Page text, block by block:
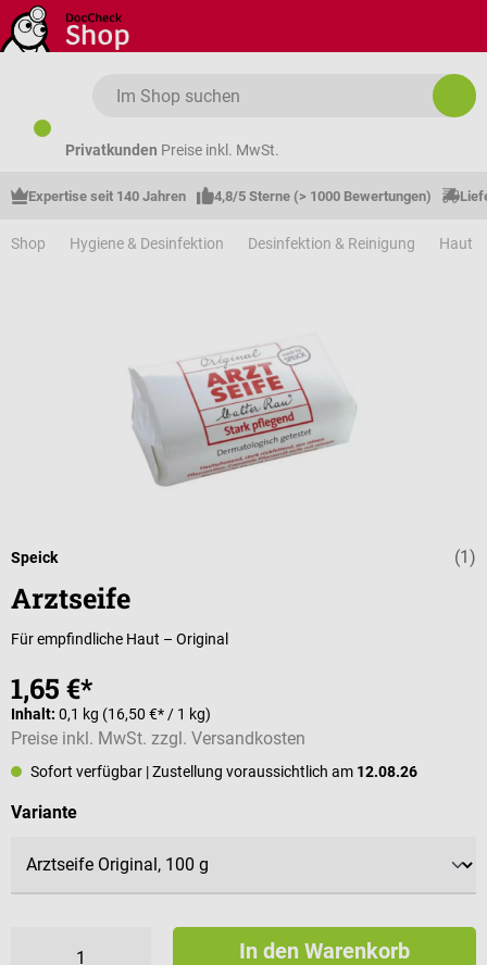
Zum Hauptinhalt springen
Privatkunden Preise inkl. MwSt.
Expertise seit 140 Jahren 4,8/5 Sterne (> 1000 Bewertungen)
Shop Hygiene & Desinfektion Desinfektion & Reinigung Haut
(1)
Speick
Arztseife
Für empfindliche Haut – Original
1,65 €*
Inhalt: 0,1 kg (16,50 €* / 1 kg)
Preise inkl. MwSt. zzgl. Versandkosten
Sofort verfügbar | Zustellung voraussichtlich am 12.08.26
Varianteauswählen
In den Warenkorb